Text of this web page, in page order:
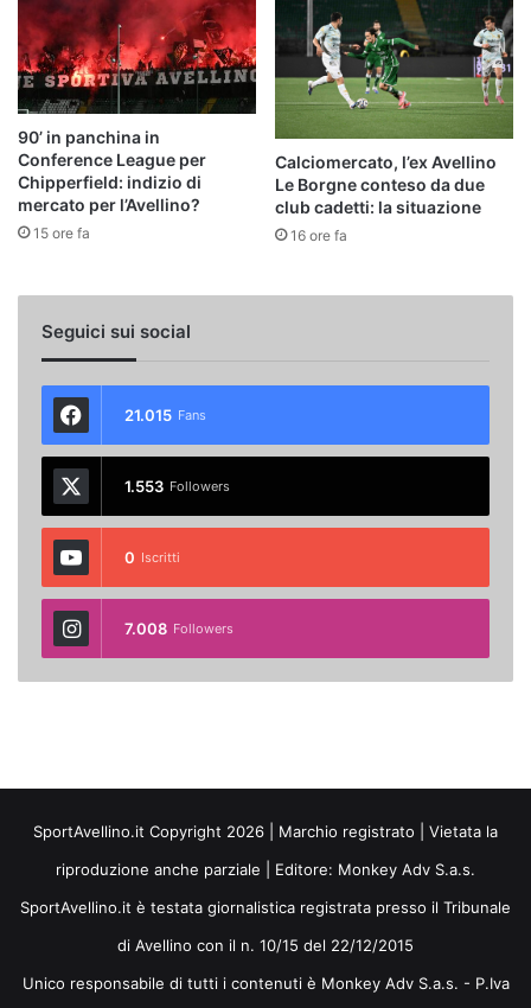
90’ in panchina in
Conference League per
Chipperfield: indizio di
mercato per l’Avellino?
15 ore fa
Calciomercato, l’ex Avellino
Le Borgne conteso da due
club cadetti: la situazione
16 ore fa
Seguici sui social
21.015 Fans
1.553 Followers
0 Iscritti
7.008 Followers
SportAvellino.it Copyright 2026 | Marchio registrato | Vietata la
riproduzione anche parziale | Editore: Monkey Adv S.a.s.
SportAvellino.it è testata giornalistica registrata presso il Tribunale
di Avellino con il n. 10/15 del 22/12/2015
Unico responsabile di tutti i contenuti è Monkey Adv S.a.s. - P.Iva